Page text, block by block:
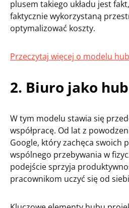
plusem takiego układu jest
faktycznie wykorzystaną
optymalizować koszty.
Przeczytaj więcej o modelu
2. Biuro jako
W tym modelu stawia się
współpracę. Od lat z
Google, który zachęca swoich
wspólnego przebywania w
podejście sprzyja
pracownikom uczyć się od